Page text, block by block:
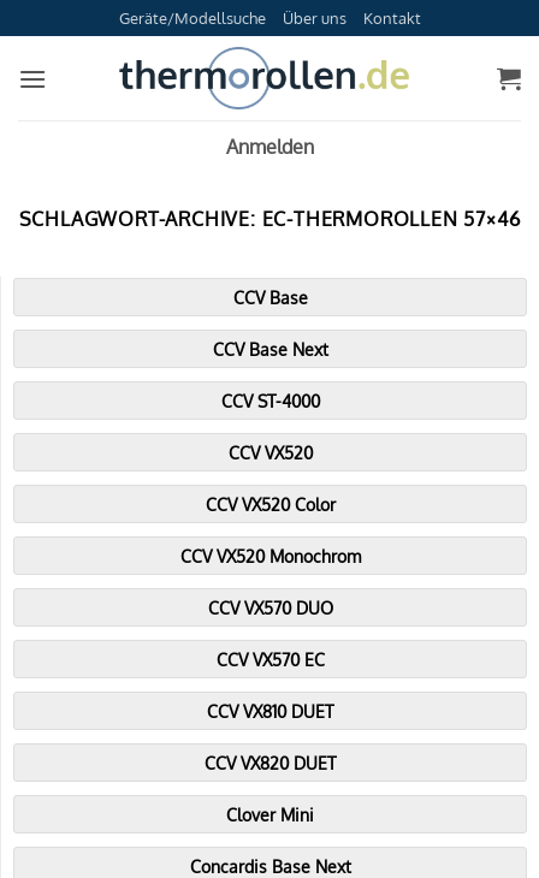
Inhalt
springen
Geräte/Modellsuche Über uns Kontakt
Anmelden
SCHLAGWORT-ARCHIVE: EC-THERMOROLLEN 57×46
CCV Base
CCV Base Next
CCV ST-4000
CCV VX520
CCV VX520 Color
CCV VX520 Monochrom
CCV VX570 DUO
CCV VX570 EC
CCV VX810 DUET
CCV VX820 DUET
Clover Mini
Concardis Base Next